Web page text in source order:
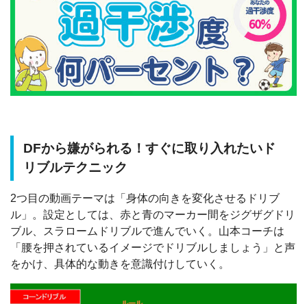
DFから嫌がられる！すぐに取り入れたいド
リブルテクニック
2つ目の動画テーマは「身体の向きを変化させるドリブ
ル」。設定としては、赤と青のマーカー間をジグザグドリ
ブル、スラロームドリブルで進んでいく。山本コーチは
「腰を押されているイメージでドリブルしましょう」と声
をかけ、具体的な動きを意識付けしていく。